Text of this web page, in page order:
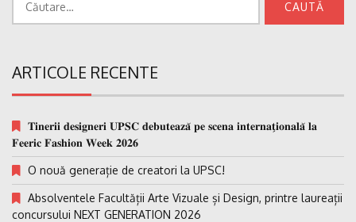
după:
ARTICOLE RECENTE
𝐓𝐢𝐧𝐞𝐫𝐢𝐢 𝐝𝐞𝐬𝐢𝐠𝐧𝐞𝐫𝐢 𝐔𝐏𝐒𝐂 𝐝𝐞𝐛𝐮𝐭𝐞𝐚𝐳𝐚̆ 𝐩𝐞 𝐬𝐜𝐞𝐧𝐚 𝐢𝐧𝐭𝐞𝐫𝐧𝐚𝐭̗𝐢𝐨𝐧𝐚𝐥𝐚̆ 𝐥𝐚
𝐅𝐞𝐞𝐫𝐢𝐜 𝐅𝐚𝐬𝐡𝐢𝐨𝐧 𝐖𝐞𝐞𝐤 𝟐𝟎𝟐𝟔
O nouă generație de creatori la UPSC!
Absolventele Facultății Arte Vizuale și Design, printre laureații
concursului NEXT GENERATION 2026